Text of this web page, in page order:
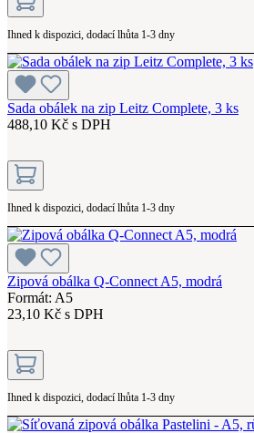
Ihned k dispozici, dodací lhůta 1-3 dny
Sada obálek na zip Leitz Complete, 3 ks
488,10 Kč s DPH
Ihned k dispozici, dodací lhůta 1-3 dny
Zipová obálka Q-Connect A5, modrá
Formát: A5
23,10 Kč s DPH
Ihned k dispozici, dodací lhůta 1-3 dny